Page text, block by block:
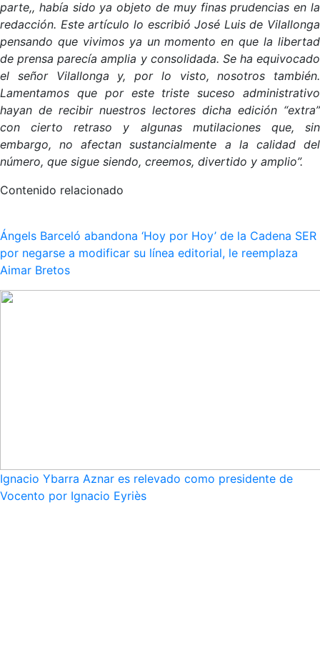
parte,, había sido ya objeto de muy finas prudencias en la
redacción. Este artículo lo escribió José Luis de Vilallonga
pensando que vivimos ya un momento en que la libertad
de prensa parecía amplia y consolidada. Se ha equivocado
el señor Vilallonga y, por lo visto, nosotros también.
Lamentamos que por este triste suceso administrativo
hayan de recibir nuestros lectores dicha edición “extra”
con cierto retraso y algunas mutilaciones que, sin
embargo, no afectan sustancialmente a la calidad del
número, que sigue siendo, creemos, divertido y amplio”.
Contenido relacionado
Ángels Barceló abandona ‘Hoy por Hoy’ de la Cadena SER
por negarse a modificar su línea editorial, le reemplaza
Aimar Bretos
Ignacio Ybarra Aznar es relevado como presidente de
Vocento por Ignacio Eyriès